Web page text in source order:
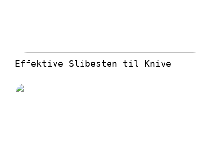
Effektive Slibesten til Knive